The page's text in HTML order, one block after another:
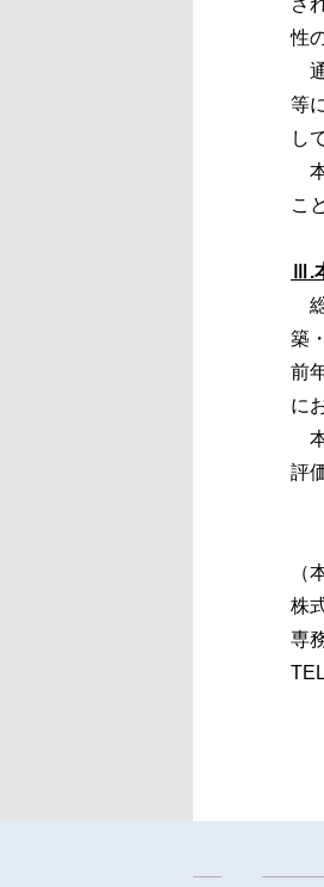
さ
性
通
等
し
本
こ
Ⅲ.
総
築
前
に
本
評
（
株
専